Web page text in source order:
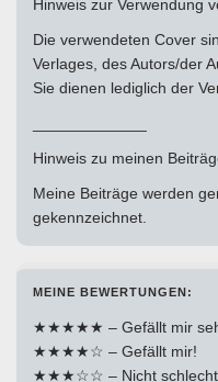
Hinweis zur Verwendung
Die verwendeten Cover
Verlages, des Autors/der
Sie dienen lediglich der
Hinweis zu meinen
Meine Beiträge werden
gekennzeichnet.
MEINE BEWERTUNGEN:
★★★★★ – Gefällt mir
★★★★☆ – Gefällt mir!
★★★☆☆ – Nicht